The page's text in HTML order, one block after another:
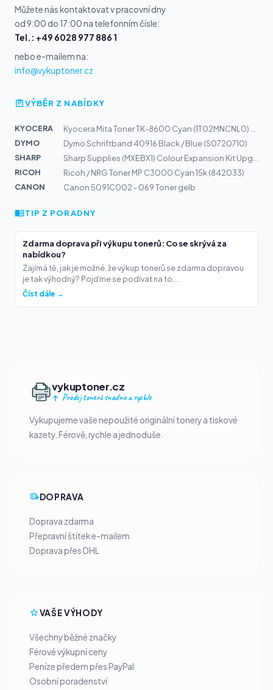
Můžete nás kontaktovat v pracovní dny
od 9:00 do 17:00 na telefonním čísle:
Tel.: +49 6028 977 886 1
nebo e-mailem na:
info@vykuptoner.cz
VÝBĚR Z NABÍDKY
KYOCERA
Kyocera Mita Toner TK-8600 Cyan (1T02MNCNL0) 20k
DYMO
Dymo Schriftband 40916 Black / Blue (S0720710)
SHARP
Sharp Supplies (MXEBX1) Colour Expansion Kit Upgrade
RICOH
Ricoh / NRG Toner MP C3000 Cyan 15k (842033)
CANON
Canon 5091C002 - 069 Toner gelb
TIP Z PORADNY
Zdarma doprava při výkupu tonerů: Co se skrývá za
nabídkou?
Zajímá tě, jak je možné, že výkup tonerů se zdarma dopravou
je tak výhodný? Pojďme se podívat na to,...
Číst dále →
vykuptoner.cz
Prodej tonerů snadno a rychle
Vykupujeme vaše nepoužité originální tonery a tiskové
kazety. Férově, rychle a jednoduše.
DOPRAVA
Doprava zdarma
Přepravní štítek e-mailem
Doprava přes DHL
VAŠE VÝHODY
Všechny běžné značky
Férové výkupní ceny
Peníze předem přes PayPal
Osobní poradenství